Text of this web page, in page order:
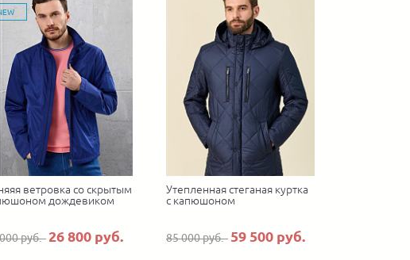
ветровка со скрытым
дождевиком
руб. 26 800 руб.
Утепленная стеганая куртка
с капюшоном
85 000 руб. 59 500 руб.